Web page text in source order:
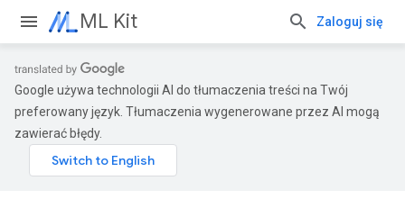
ML Kit Zaloguj się
Google używa technologii AI do tłumaczenia treści na Twój
preferowany język. Tłumaczenia wygenerowane przez AI mogą
zawierać błędy.